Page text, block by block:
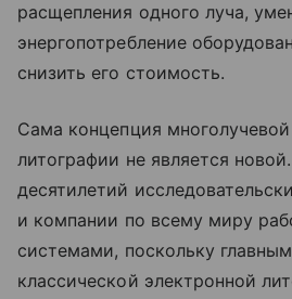
расщепления одного луча,
энергопотребление
снизить его стоимость.
Сама концепция
литографии не является
десятилетий
и компании по всему миру
системами, поскольку
классической электронной